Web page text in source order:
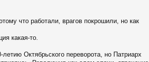
что работали, врагов покрошили, но как
какая-то.
Октябрьского переворота, но Патриарх